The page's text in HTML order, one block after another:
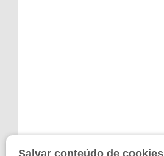
Salvar conteúdo de cookies